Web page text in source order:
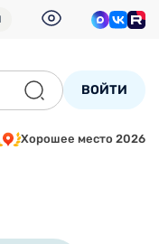
ВОЙТИ
Хорошее место 2026